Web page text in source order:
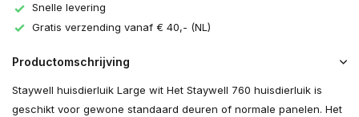
Snelle levering
Gratis verzending vanaf € 40,- (NL)
Productomschrijving
Staywell huisdierluik Large wit Het Staywell 760 huisdierluik is
geschikt voor gewone standaard deuren of normale panelen. Het